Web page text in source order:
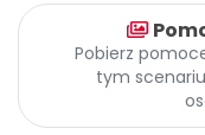
Archiwalne
Pomoc
Promocje
Pobierz
tym